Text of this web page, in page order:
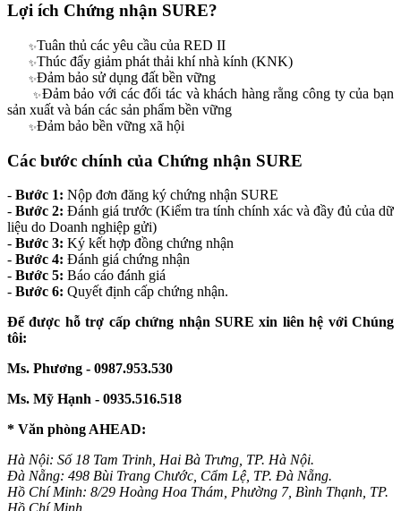
Lợi ích Chứng nhận SURE?
✨Tuân thủ các yêu cầu của RED II
✨Thúc đẩy giảm phát thải khí nhà kính (KNK)
✨Đảm bảo sử dụng đất bền vững
✨Đảm bảo với các đối tác và khách hàng rằng công ty của bạn
sản xuất và bán các sản phẩm bền vững
✨Đảm bảo bền vững xã hội
Các bước chính của Chứng nhận SURE
- Bước 1: Nộp đơn đăng ký chứng nhận SURE
- Bước 2: Đánh giá trước (Kiểm tra tính chính xác và đầy đủ của dữ
liệu do Doanh nghiệp gửi)
- Bước 3: Ký kết hợp đồng chứng nhận
- Bước 4: Đánh giá chứng nhận
- Bước 5: Báo cáo đánh giá
- Bước 6: Quyết định cấp chứng nhận.
Để được hỗ trợ cấp chứng nhận SURE xin liên hệ với Chúng
tôi:
Ms. Phương - 0987.953.530
Ms. Mỹ Hạnh - 0935.516.518
* Văn phòng AHEAD:
Hà Nội: Số 18 Tam Trinh, Hai Bà Trưng, TP. Hà Nội.
Đà Nẵng: 498 Bùi Trang Chước, Cẩm Lệ, TP. Đà Nẵng.
Hồ Chí Minh: 8/29 Hoàng Hoa Thám, Phường 7, Bình Thạnh, TP.